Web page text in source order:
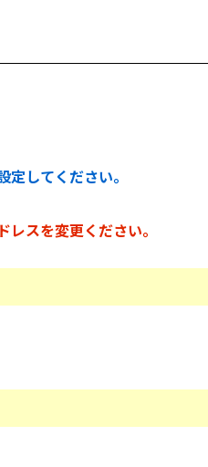
してください。
スを変更ください。